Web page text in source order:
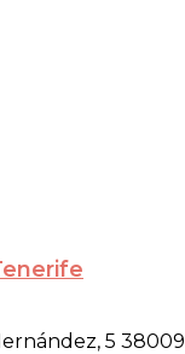
5 38009